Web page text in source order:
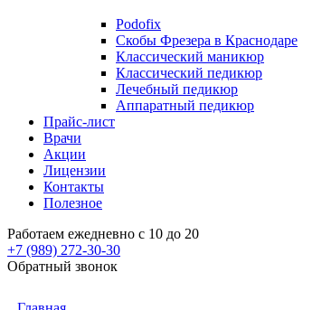
Podofix
Скобы Фрезера в Краснодаре
Классический маникюр
Классический педикюр
Лечебный педикюр
Аппаратный педикюр
Прайс-лист
Врачи
Акции
Лицензии
Контакты
Полезное
Работаем ежедневно с 10 до 20
+7 (989) 272-30-30
Обратный звонок